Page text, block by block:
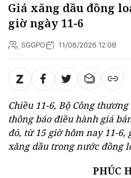
Giá xăng dầu đồng
giờ ngày 11-6
SGGPO 11/06/2026 12:08
Chiều 11-6, Bộ Công
thông báo điều hành giá
đó, từ 15 giờ hôm nay 11-6,
xăng dầu trong nước đồng
PHÚC